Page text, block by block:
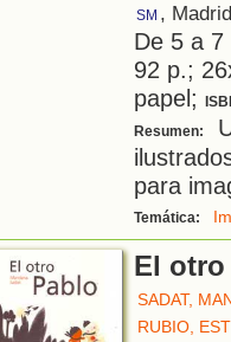
SM ,
De 5 a
92 p.;
papel;
Resumen:
para
Temática:
El
SADAT,
RUBIO,